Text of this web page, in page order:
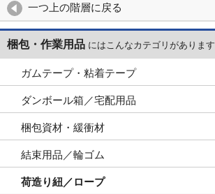
一つ上の階層に戻る
梱包・作業用品 にはこんなカテゴリがあります
ガムテープ・粘着テープ
ダンボール箱／宅配用品
梱包資材・緩衝材
結束用品／輪ゴム
荷造り紐／ロープ